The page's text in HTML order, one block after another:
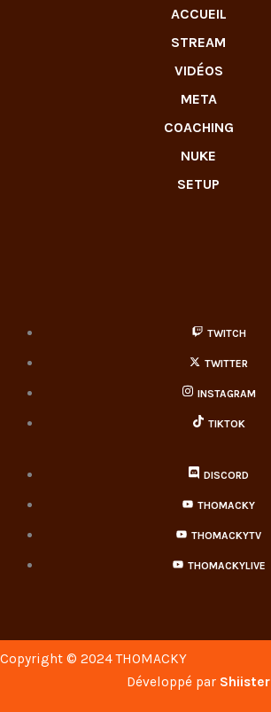
ACCUEIL
STREAM
VIDÉOS
META
COACHING
NUKE
SETUP
TWITCH
TWITTER
INSTAGRAM
TIKTOK
DISCORD
THOMACKY
THOMACKYTV
THOMACKYLIVE
Copyright © 2024 THOMACKY
Développé par Shiister